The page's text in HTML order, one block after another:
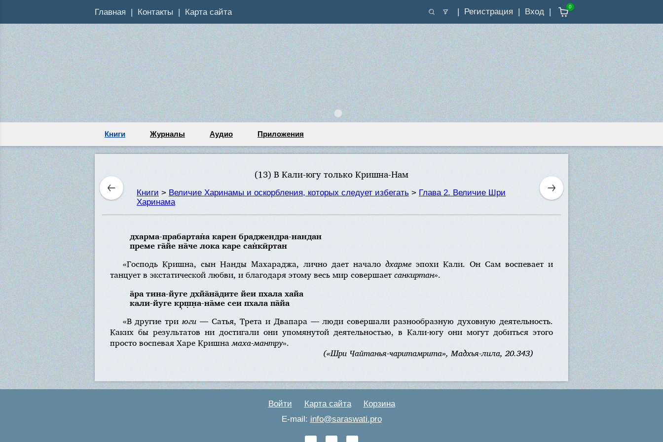
Главная Контакты Карта сайта Регистрация Вход
0
Книги Журналы Аудио Приложения
(13) В Кали-югу только Кришна-Нам
Книги > Величие Харинамы и оскорбления, которых следует избегать > Глава 2. Величие Шри
Харинама
дхарма-прабартан̇а карен браджендра-нандан
преме га̄йе на̄че лока каре сан̇кӣртан
«Господь Кришна, сын Нанды Махараджа, лично дает начало дхармеэпохи Кали. Он Сам воспевает и
танцует в экстатической любви, и благодаря этому весь мир совершаетсанкиртан».
а̄ра тина-йуге дхйа̄на̄дите йеи пхала хайа
кали-йуге кр̣ш̣н̣а-на̄ме сеи пхала па̄йа
«В другие триюги — Сатья, Трета и Двапара — люди совершали разнообразную духовную деятельность.
Каких бы результатов ни достигали они упомянутой деятельностью, в Кали-югу они могут добиться этого
просто воспевая Харе Кришнамаха-мантру».
(«Шри Чайтанья-чаритамрита», Мадхья-лила, 20.343)
Войти Карта сайта
Корзина
E-mail: info@saraswati.pro